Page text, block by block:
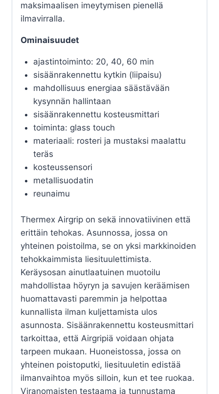
maksimaalisen imeytymisen pienellä
ilmavirralla.
Ominaisuudet
ajastintoiminto: 20, 40, 60 min
sisäänrakennettu kytkin (liipaisu)
mahdollisuus energiaa säästävään
kysynnän hallintaan
sisäänrakennettu kosteusmittari
toiminta: glass touch
materiaali: rosteri ja mustaksi maalattu
teräs
kosteussensori
metallisuodatin
reunaimu
Thermex Airgrip on sekä innovatiivinen että
erittäin tehokas. Asunnossa, jossa on
yhteinen poistoilma, se on yksi markkinoiden
tehokkaimmista liesituulettimista.
Keräysosan ainutlaatuinen muotoilu
mahdollistaa höyryn ja savujen keräämisen
huomattavasti paremmin ja helpottaa
kunnallista ilman kuljettamista ulos
asunnosta. Sisäänrakennettu kosteusmittari
tarkoittaa, että Airgripiä voidaan ohjata
tarpeen mukaan. Huoneistossa, jossa on
yhteinen poistoputki, liesituuletin edistää
ilmanvaihtoa myös silloin, kun et tee ruokaa.
Viranomaisten testaama ja tunnustama